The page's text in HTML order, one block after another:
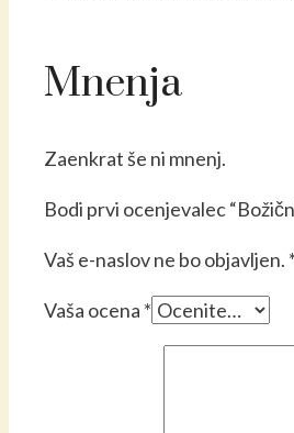
Mnenja
Zaenkrat še ni mnenj.
Bodi prvi ocenjevalec
Vaš e-naslov ne bo objavljen. *
Vaša ocena *